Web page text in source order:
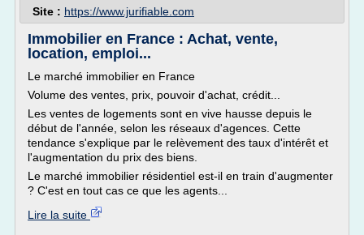
Site : https://www.jurifiable.com
Immobilier en France : Achat, vente,
location, emploi...
Le marché immobilier en France
Volume des ventes, prix, pouvoir d'achat, crédit...
Les ventes de logements sont en vive hausse depuis le
début de l'année, selon les réseaux d'agences. Cette
tendance s'explique par le relèvement des taux d'intérêt et
l'augmentation du prix des biens.
Le marché immobilier résidentiel est-il en train d'augmenter
? C'est en tout cas ce que les agents...
Lire la suite